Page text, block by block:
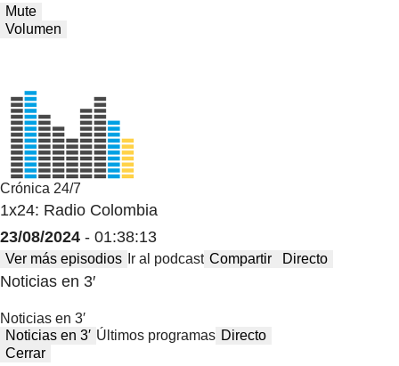
Mute
Volumen
Crónica 24/7
1x24: Radio Colombia
23/08/2024 - 01:38:13
Ver más episodios Ir al podcast Compartir Directo
Noticias en 3′
Noticias en 3′
Noticias en 3′ Últimos programas Directo
Cerrar